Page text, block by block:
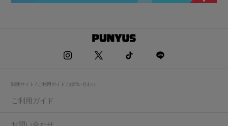
関連サイト / ご利用ガイド / お問い合わせ
ご利用ガイド